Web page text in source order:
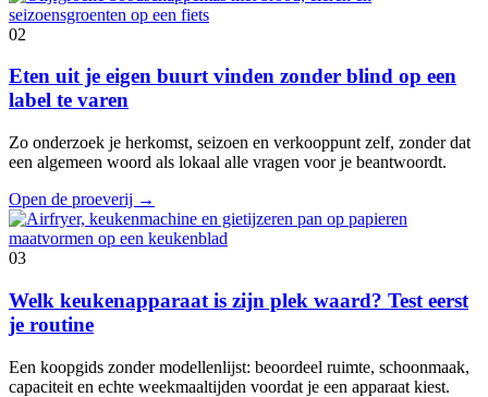
02
Eten uit je eigen buurt vinden zonder blind op een
label te varen
Zo onderzoek je herkomst, seizoen en verkooppunt zelf, zonder dat
een algemeen woord als lokaal alle vragen voor je beantwoordt.
Open de proeverij →
03
Welk keukenapparaat is zijn plek waard? Test eerst
je routine
Een koopgids zonder modellenlijst: beoordeel ruimte, schoonmaak,
capaciteit en echte weekmaaltijden voordat je een apparaat kiest.